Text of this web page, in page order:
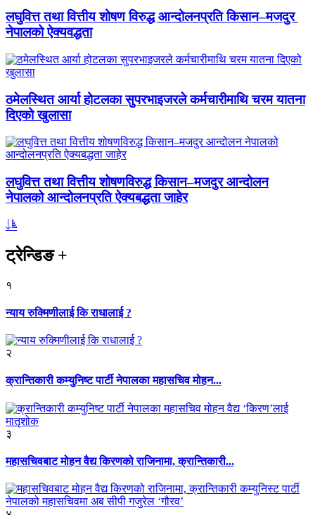
लघुवित्त तथा वित्तीय शोषण विरुद्ध आन्दोलनप्रति किसान–मजदुर
नेपालको ऐक्यवद्धता
ठमेलस्थित आर्या होटलका सुपरभाइजरले कर्मचारीमाथि चरम यातना
दिएको खुलासा
लघुवित्त तथा वित्तीय शोषणविरुद्ध किसान–मजदुर आन्दोलन
नेपालको आन्दोलनप्रति ऐक्यबद्धता जाहेर
ट्रेन्डिङ+
१
न्याय रुक्मिणीलाई कि राधालाई ?
२
क्रान्तिकारी कम्युनिष्ट पार्टी नेपालका महासचिव मोहन...
३
महासचिवबाट मोहन वैद्य किरणको राजिनामा, क्रान्तिकारी...